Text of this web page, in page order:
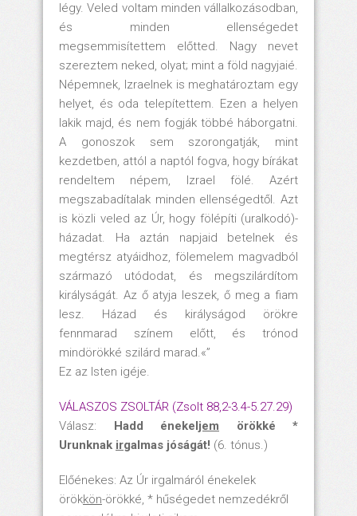
légy. Veled voltam minden vállalkozásodban,
és minden ellenségedet
megsemmisítettem előtted. Nagy nevet
szereztem neked, olyat; mint a föld nagyjaié.
Népemnek, Izraelnek is meghatároztam egy
helyet, és oda telepítettem. Ezen a helyen
lakik majd, és nem fogják többé háborgatni.
A gonoszok sem szorongatják, mint
kezdetben, attól a naptól fogva, hogy bírákat
rendeltem népem, Izrael fölé. Azért
megszabadítalak minden ellenségedtől. Azt
is közli veled az Úr, hogy fölépíti (uralkodó)-
házadat. Ha aztán napjaid betelnek és
megtérsz atyáidhoz, fölemelem magvadból
származó utódodat, és megszilárdítom
királyságát. Az ő atyja leszek, ő meg a fiam
lesz. Házad és királyságod örökre
fennmarad színem előtt, és trónod
mindörökké szilárd marad.«”
Ez az Isten igéje.
VÁLASZOS ZSOLTÁR (Zsolt 88,2-3.4-5.27.29)
Válasz:
Hadd énekel jem örökké *
Urunknak irgalmas jóságát! (6. tónus.)
Előénekes: Az Úr irgalmáról énekelek
örökkön-örökké, * hűségedet nemzedékről